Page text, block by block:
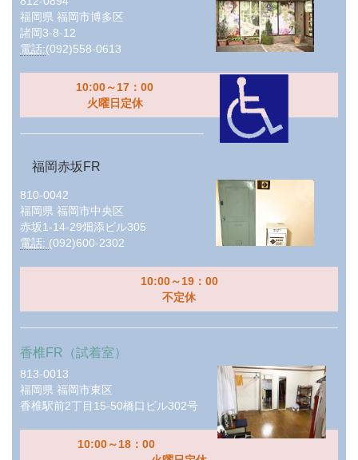
福岡県 福岡市博多区
諸岡3-8-12
電話:(092)558-0613
10:00～17：00
火曜日定休
福岡赤坂FR
810-0042
福岡県 福岡市中央区
赤坂1-14-29畑添ビル305
電話: (092)600-2302
10:00～19：00
不定休
香椎FR（試着室）
813-0013
福岡県 福岡市東区
香椎駅前2丁目15-50橋口ビル302号
10:00～18：00